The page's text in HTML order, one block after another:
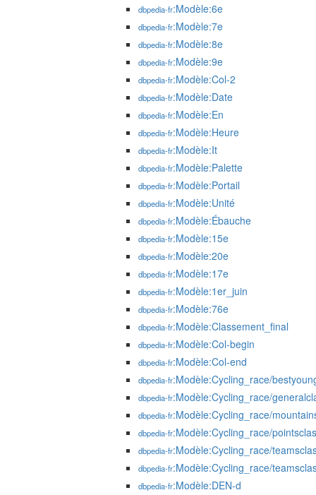
dbpedia-fr:Modèle:6e
dbpedia-fr:Modèle:7e
dbpedia-fr:Modèle:8e
dbpedia-fr:Modèle:9e
dbpedia-fr:Modèle:Col-2
dbpedia-fr:Modèle:Date
dbpedia-fr:Modèle:En
dbpedia-fr:Modèle:Heure
dbpedia-fr:Modèle:It
dbpedia-fr:Modèle:Palette
dbpedia-fr:Modèle:Portail
dbpedia-fr:Modèle:Unité
dbpedia-fr:Modèle:Ébauche
dbpedia-fr:Modèle:15e
dbpedia-fr:Modèle:20e
dbpedia-fr:Modèle:17e
dbpedia-fr:Modèle:1er_juin
dbpedia-fr:Modèle:76e
dbpedia-fr:Modèle:Classement_final
dbpedia-fr:Modèle:Col-begin
dbpedia-fr:Modèle:Col-end
dbpedia-fr:Modèle:Cycling_race/
dbpedia-fr:Modèle:Cycling_race/
dbpedia-fr:Modèle:Cycling_race/
dbpedia-fr:Modèle:Cycling_race/
dbpedia-fr:Modèle:Cycling_race/
dbpedia-fr:Modèle:Cycling_race/
dbpedia-fr:Modèle:DEN-d